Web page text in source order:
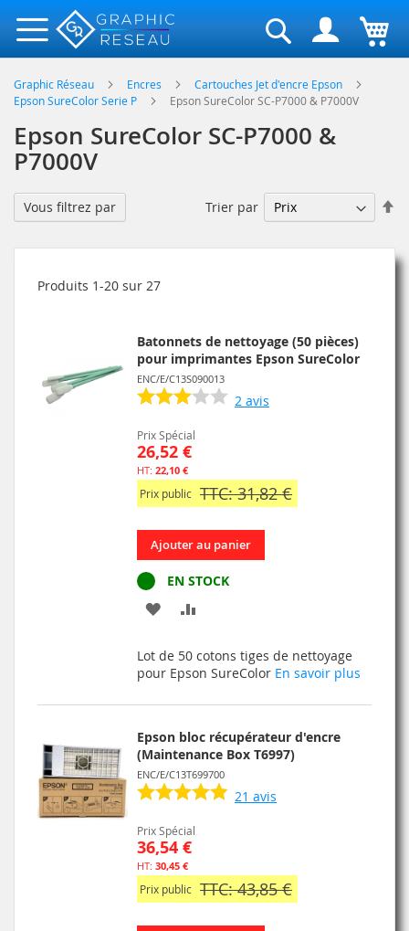
Rechercher
Graphic Réseau Encres
Cartouches Jet d'encre Epson
Epson SureColor Serie P
Epson SureColor SC-P7000 & P7000V
Epson SureColor SC-P7000 &
P7000V
Produits 1-20 sur 27
Trier par
Batonnets de nettoyage (50 pièces)
pour imprimantes Epson SureColor
ENC/E/C13S090013
2 avis
Prix Spécial
26,52 €
22,10 €
Prix public TTC: 31,82 €
Ajouter au panier
EN STOCK
AJOUTER
MA
LISTE
D’ENVIE
COMPARATEUR
Lot de 50 cotons tiges de nettoyage
pour Epson SureColor En savoir plus
Epson bloc récupérateur d'encre
(Maintenance Box T6997)
ENC/E/C13T699700
21 avis
Prix Spécial
36,54 €
30,45 €
Prix public TTC: 43,85 €
Vous filtrez par